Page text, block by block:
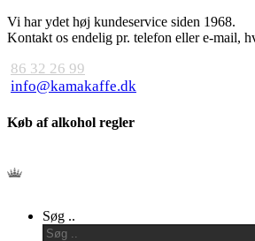
Vi har ydet høj kundeservice siden 1968.
Kontakt os endelig pr. telefon eller e-mail,
86 32 26 99
info@kamakaffe.dk
Køb af alkohol regler
Menu
Søg ..